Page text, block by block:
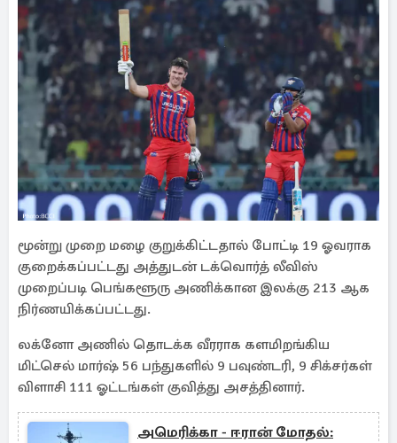
மூன்று முறை மழை குறுக்கிட்டதால் போட்டி 19 ஓவராக
குறைக்கப்பட்டது அத்துடன் டக்வொர்த் லீவிஸ்
முறைப்படி பெங்களூரு அணிக்கான இலக்கு 213 ஆக
நிர்ணயிக்கப்பட்டது.
லக்னோ அணில் தொடக்க வீரராக களமிறங்கிய
மிட்செல் மார்ஷ் 56 பந்துகளில் 9 பவுண்டரி, 9 சிக்சர்கள்
விளாசி 111 ஓட்டங்கள் குவித்து அசத்தினார்.
அமெரிக்கா - ஈரான் மோதல்: